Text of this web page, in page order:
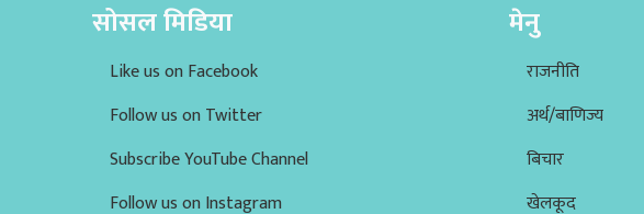
सोसल मिडिया
Like us on Facebook
Follow us on Twitter
Subscribe YouTube Channel
Follow us on Instagram
मेनु
राजनीति
अर्थ/बाणिज्य
बिचार
खेलकूद